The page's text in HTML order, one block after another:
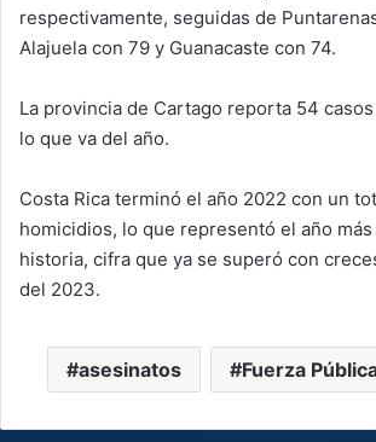
respectivamente, seguidas de
Alajuela con 79 y Guanacaste con 74.
La provincia de Cartago reporta 54
lo que va del año.
Costa Rica terminó el año 2022 con un
homicidios, lo que representó el año
historia, cifra que ya se superó con
del 2023.
asesinatos Fuerza